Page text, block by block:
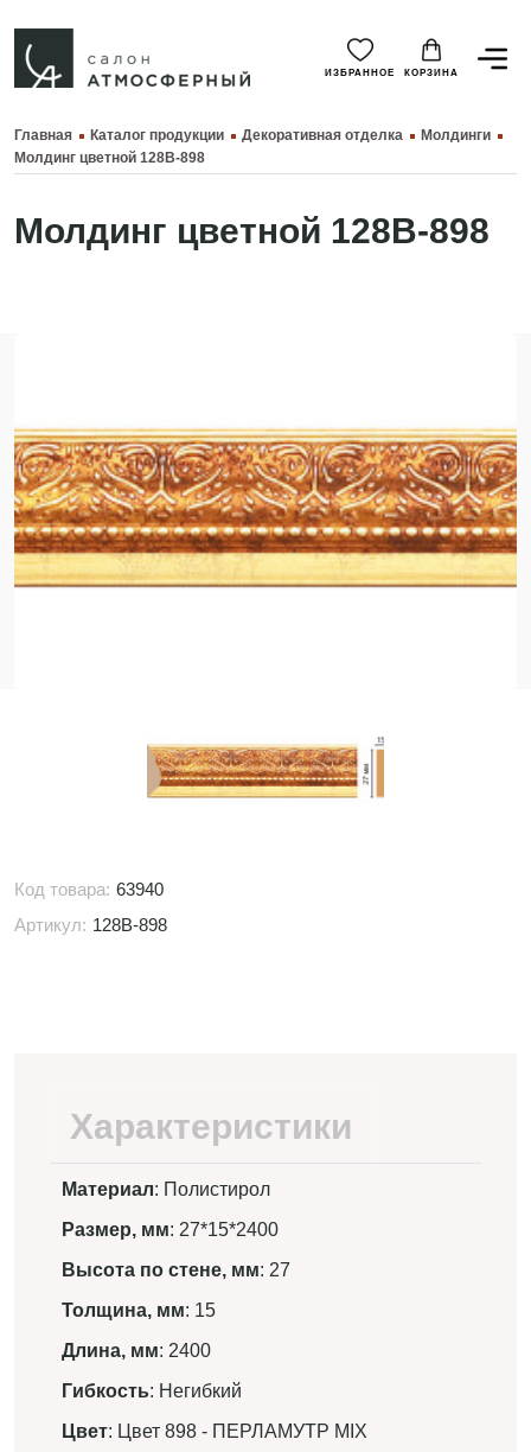
ИЗБРАННОЕ КОРЗИНА
Главная Каталог продукции Декоративная отделка
Молдинги
Молдинг цветной 128B-898
Молдинг цветной 128B-898
Код товара: 63940
Артикул: 128B-898
Характеристики
Материал: Полистирол
Размер, мм: 27*15*2400
Высота по стене, мм: 27
Толщина, мм: 15
Длина, мм: 2400
Гибкость: Негибкий
Цвет: Цвет 898 - ПЕРЛАМУТР MIX